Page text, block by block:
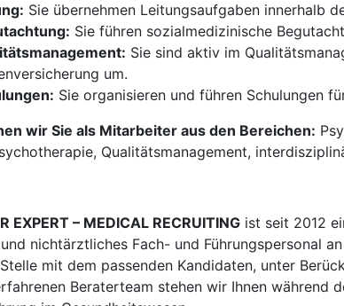
Sie übernehmen Leitungsaufgaben innerhalb
Sie führen sozialmedizinische
Sie sind aktiv im
um.
Sie organisieren und führen Schulungen
wir Sie als Mitarbeiter aus den Bereichen:
Qualitätsmanagement,
EXPERT – MEDICAL RECRUITING ist seit 2012
nichtärztliches Fach- und Führungspersonal
mit dem passenden Kandidaten, unter
Beraterteam stehen wir Ihnen während